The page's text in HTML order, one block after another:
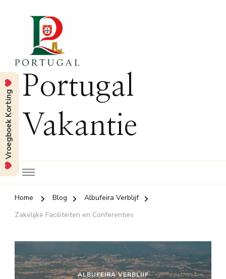
Portugal
Vakantie
Home Blog
Albufeira Verblijf
Zakelijke Faciliteiten en Conferenties
ALBUFEIRA VERBLIJF
Vroegboek Korting